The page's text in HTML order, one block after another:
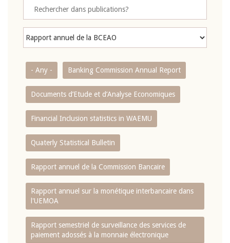
- Any - Banking Commission Annual Report
Documents d’Etude et d’Analyse Economiques
Financial Inclusion statistics in WAEMU
Quaterly Statistical Bulletin
Rapport annuel de la Commission Bancaire
Rapport annuel sur la monétique interbancaire dans
l'UEMOA
Rapport semestriel de surveillance des services de
paiement adossés à la monnaie électronique